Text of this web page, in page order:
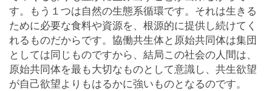
す。もう１つは自然の生態系循環です。それは生きる
ために必要な食料や資源を、根源的に提供し続けてく
れるものだからです。協働共生体と原始共同体は集団
としては同じものですから、結局この社会の人間は、
原始共同体を最も大切なものとして意識し、共生欲望
が自己欲望よりもはるかに強いものとなるのです。